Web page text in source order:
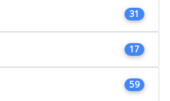
31
17
59